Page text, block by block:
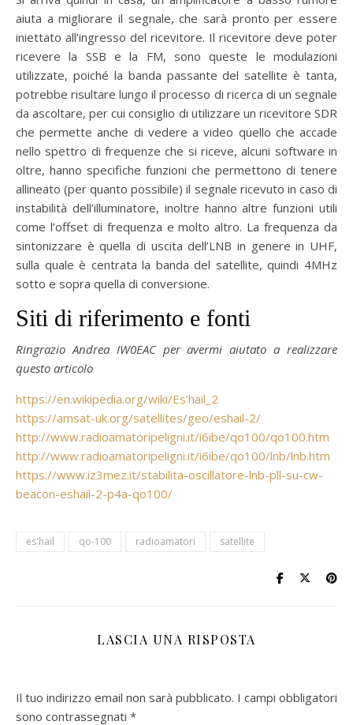
aiuta a migliorare il segnale, che sarà pronto per essere
iniettato all’ingresso del ricevitore. Il ricevitore deve poter
ricevere la SSB e la FM, sono queste le modulazioni
utilizzate, poiché la banda passante del satellite è tanta,
potrebbe risultare lungo il processo di ricerca di un segnale
da ascoltare, per cui consiglio di utilizzare un ricevitore SDR
che permette anche di vedere a video quello che accade
nello spettro di frequenze che si riceve, alcuni software in
oltre, hanno specifiche funzioni che permettono di tenere
allineato (per quanto possibile) il segnale ricevuto in caso di
instabilità dell’illuminatore, inoltre hanno altre funzioni utili
come l’offset di frequenza e molto altro. La frequenza da
sintonizzare è quella di uscita dell’LNB in genere in UHF,
sulla quale è centrata la banda del satellite, quindi 4MHz
sotto e sopra quella di conversione.
Siti di riferimento e fonti
Ringrazio Andrea IW0EAC per avermi aiutato a realizzare
questo articolo
https://en.wikipedia.org/wiki/Es’hail_2
https://amsat-uk.org/satellites/geo/eshail-2/
http://www.radioamatoripeligni.it/i6ibe/qo100/qo100.htm
http://www.radioamatoripeligni.it/i6ibe/qo100/lnb/lnb.htm
https://www.iz3mez.it/stabilita-oscillatore-lnb-pll-su-cw-
beacon-eshail-2-p4a-qo100/
es'hail qo-100 radioamatori satellite
LASCIA UNA RISPOSTA
Il tuo indirizzo email non sarà pubblicato. I campi obbligatori
sono contrassegnati *